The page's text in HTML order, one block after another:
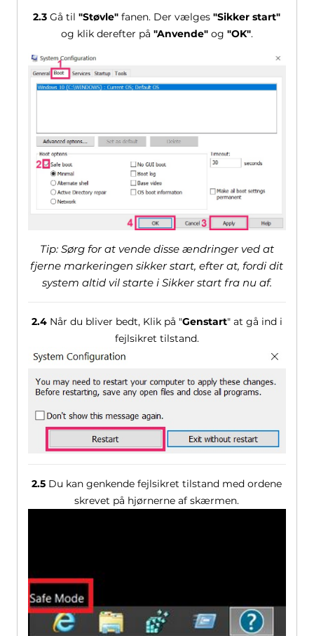
2.3 Gå til"Støvle" fanen. Der vælges"Sikker start"
og klik derefter på "Anvende"og "OK".
Tip: Sørg for at vende disse ændringer ved at
fjerne markeringen sikker start, efter at, fordi dit
system altid vil starte i Sikker start fra nu af.
2.4Når du bliver bedt, Klik på "Genstart" at gå ind i
fejlsikret tilstand.
2.5 Du kan genkende fejlsikret tilstand med ordene
skrevet på hjørnerne af skærmen.